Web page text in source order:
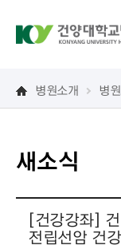
병원소개 병
새소식
[건강강좌]
전립선암 건